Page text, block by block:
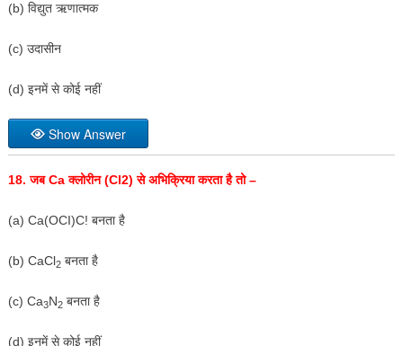
(b) विद्युत ऋणात्मक
(c) उदासीन
(d) इनमें से कोई नहीं
Show Answer
18.जबCaक्लोरीन (Cl2)से अभिक्रिया करता है तो –
(a) Ca(OCI)C! बनता है
(b) CaCl2बनता है
(c) Ca3N2बनता है
(d) इनमें से कोई नहीं